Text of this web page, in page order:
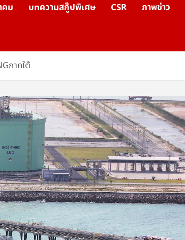
คม บทความสกู๊ปพิเศษ CSR ภาพข่าว
ภาคใต้